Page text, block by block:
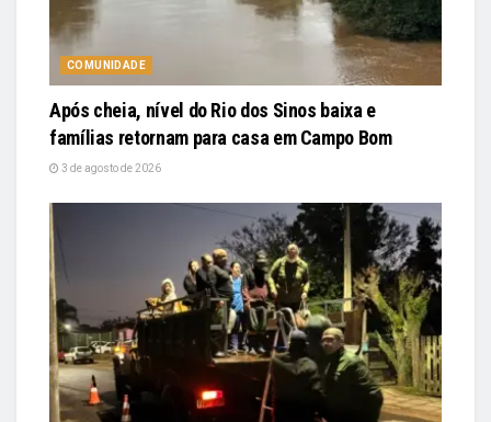
COMUNIDADE
Após cheia, nível do Rio dos Sinos baixa e
famílias retornam para casa em Campo Bom
3 de agosto de 2026